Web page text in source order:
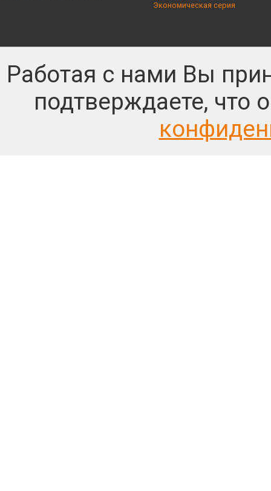
Экономическая серия
Работая с нами Вы
подтверждаете, что